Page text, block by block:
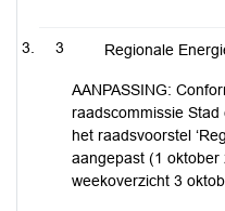
3 Regionale
AANPASSING:
raadscommissie
het raadsvoorstel
aangepast (1 oktober
weekoverzicht 3